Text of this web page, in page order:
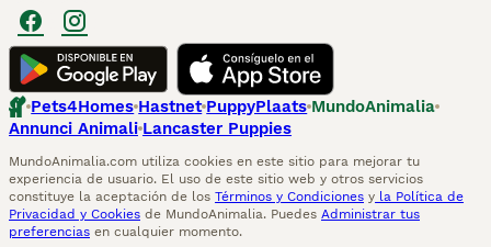
Pets4Homes Hastnet PuppyPlaats MundoAnimalia
Annunci Animali Lancaster Puppies
MundoAnimalia.com utiliza cookies en este sitio para mejorar tu
experiencia de usuario. El uso de este sitio web y otros servicios
constituye la aceptación de los Términos y Condiciones y la Política de
Privacidad y Cookies de MundoAnimalia. Puedes Administrar tus
preferencias en cualquier momento.